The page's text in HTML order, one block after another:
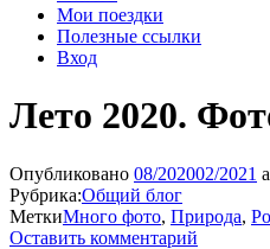
Мои поездки
Полезные ссылки
Вход
Лето 2020.
Опубликовано 08/202002/2021
Рубрика:Общий блог
МеткиМного фото, Природа,
Оставить комментарий